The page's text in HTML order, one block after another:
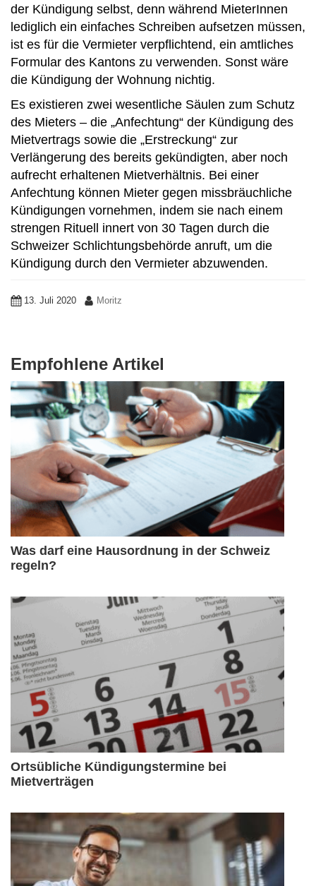
der Kündigung selbst, denn während MieterInnen
lediglich ein einfaches Schreiben aufsetzen müssen,
ist es für die Vermieter verpflichtend, ein amtliches
Formular des Kantons zu verwenden. Sonst wäre
die Kündigung der Wohnung nichtig.
Es existieren zwei wesentliche Säulen zum Schutz
des Mieters – die „Anfechtung“ der Kündigung des
Mietvertrags sowie die „Erstreckung“ zur
Verlängerung des bereits gekündigten, aber noch
aufrecht erhaltenen Mietverhältnis. Bei einer
Anfechtung können Mieter gegen missbräuchliche
Kündigungen vornehmen, indem sie nach einem
strengen Rituell innert von 30 Tagen durch die
Schweizer Schlichtungsbehörde anruft, um die
Kündigung durch den Vermieter abzuwenden.
13. Juli 2020 Moritz
Empfohlene Artikel
Was darf eine Hausordnung in der Schweiz
regeln?
Ortsübliche Kündigungstermine bei
Mietverträgen